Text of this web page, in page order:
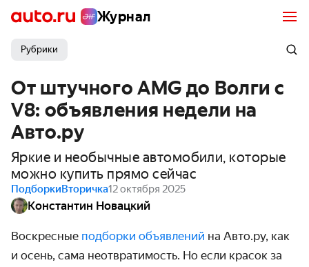
Журнал
Рубрики
От штучного AMG до Волги с
V8: объявления недели на
Авто.ру
Яркие и необычные автомобили, которые
можно купить прямо сейчас
ПодборкиВторичка12 октября 2025
Константин Новацкий
Воскресные подборки объявлений на Авто.ру, как
и осень, сама неотвратимость. Но если красок за